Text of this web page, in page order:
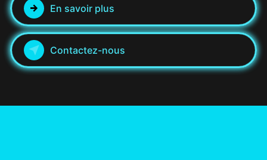
En savoir plus
Contactez-nous